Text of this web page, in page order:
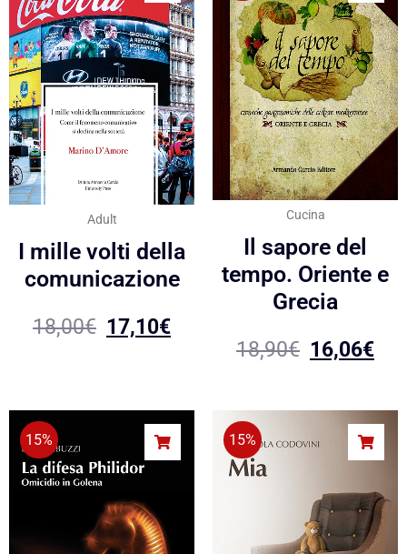
Adult
I mille volti della
comunicazione
18,00€ 17,10€
Cucina
Il sapore del
tempo. Oriente e
Grecia
18,90€ 16,06€
15% 15%